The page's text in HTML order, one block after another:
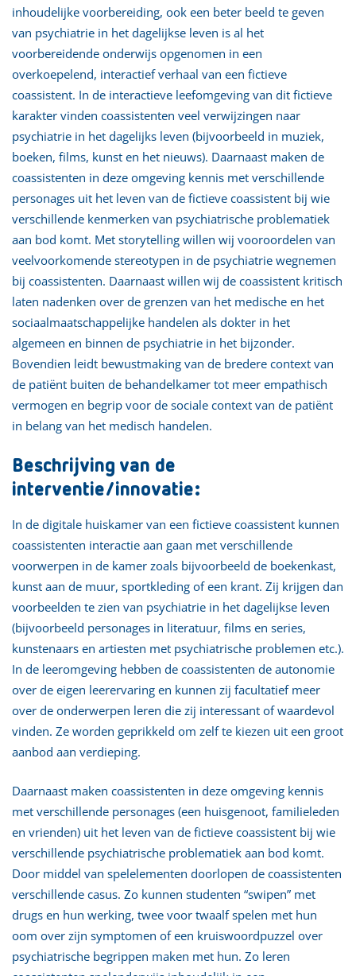
inhoudelijke voorbereiding, ook een beter beeld te geven
van psychiatrie in het dagelijkse leven is al het
voorbereidende onderwijs opgenomen in een
overkoepelend, interactief verhaal van een fictieve
coassistent. In de interactieve leefomgeving van dit fictieve
karakter vinden coassistenten veel verwijzingen naar
psychiatrie in het dagelijks leven (bijvoorbeeld in muziek,
boeken, films, kunst en het nieuws). Daarnaast maken de
coassistenten in deze omgeving kennis met verschillende
personages uit het leven van de fictieve coassistent bij wie
verschillende kenmerken van psychiatrische problematiek
aan bod komt. Met storytelling willen wij vooroordelen van
veelvoorkomende stereotypen in de psychiatrie wegnemen
bij coassistenten. Daarnaast willen wij de coassistent kritisch
laten nadenken over de grenzen van het medische en het
sociaalmaatschappelijke handelen als dokter in het
algemeen en binnen de psychiatrie in het bijzonder.
Bovendien leidt bewustmaking van de bredere context van
de patiënt buiten de behandelkamer tot meer empathisch
vermogen en begrip voor de sociale context van de patiënt
in belang van het medisch handelen.
Beschrijving van de
interventie/innovatie:
In de digitale huiskamer van een fictieve coassistent kunnen
coassistenten interactie aan gaan met verschillende
voorwerpen in de kamer zoals bijvoorbeeld de boekenkast,
kunst aan de muur, sportkleding of een krant. Zij krijgen dan
voorbeelden te zien van psychiatrie in het dagelijkse leven
(bijvoorbeeld personages in literatuur, films en series,
kunstenaars en artiesten met psychiatrische problemen etc.).
In de leeromgeving hebben de coassistenten de autonomie
over de eigen leerervaring en kunnen zij facultatief meer
over de onderwerpen leren die zij interessant of waardevol
vinden. Ze worden geprikkeld om zelf te kiezen uit een groot
aanbod aan verdieping.
Daarnaast maken coassistenten in deze omgeving kennis
met verschillende personages (een huisgenoot, familieleden
en vrienden) uit het leven van de fictieve coassistent bij wie
verschillende psychiatrische problematiek aan bod komt.
Door middel van spelelementen doorlopen de coassistenten
verschillende casus. Zo kunnen studenten “swipen” met
drugs en hun werking, twee voor twaalf spelen met hun
oom over zijn symptomen of een kruiswoordpuzzel over
psychiatrische begrippen maken met hun. Zo leren